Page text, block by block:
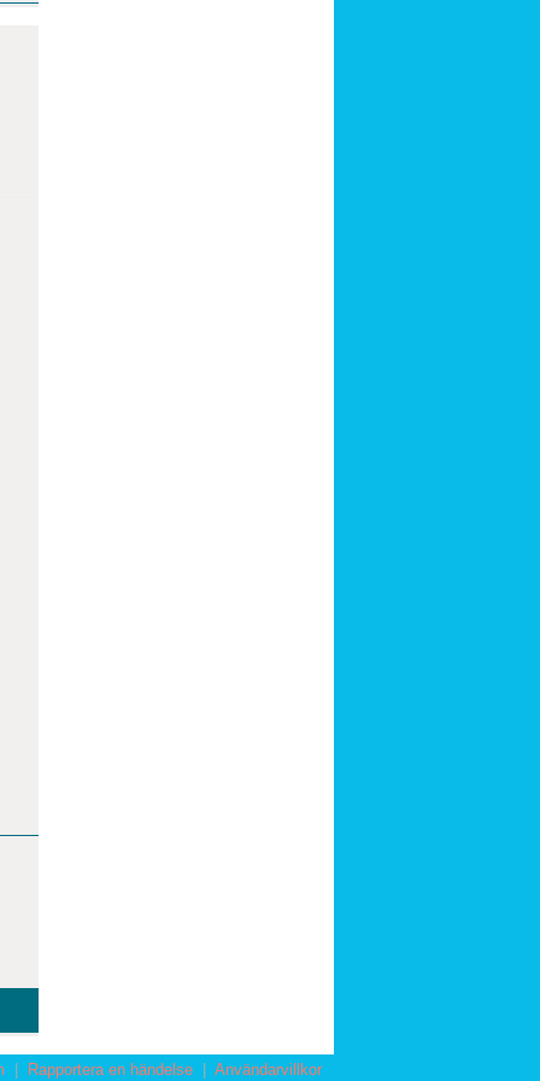
Rapportera en händelse Användarvillkor